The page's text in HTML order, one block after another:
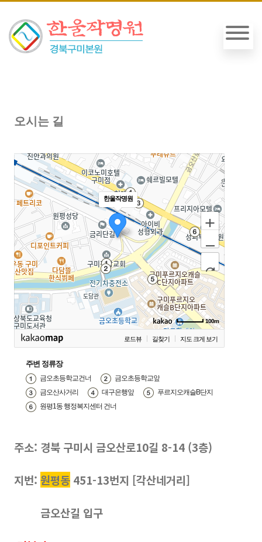
오시는 길
한울작명원
100m
로드뷰 길찾기 지도 크게 보기
주변 정류장
금오초등학교건너
금오초등학교앞
금오산사거리
대구은행앞
푸르지오캐슬B단지
원평1동 행정복지센터 건너
주소: 경북 구미시 금오산로10길 8-14 (3층)
지번: 원평동 451-13번지 [각산네거리]
금오산길 입구